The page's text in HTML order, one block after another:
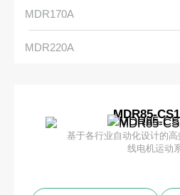
MDR170A
MDR220A
MDR85-
基于各行业自动化设计的
线电机运动